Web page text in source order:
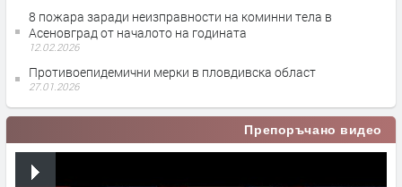
8 пожара заради неизправности на коминни тела в
Асеновград от началото на годината
12.02.2026
Противоепидемични мерки в пловдивска област
27.01.2026
Препоръчано видео